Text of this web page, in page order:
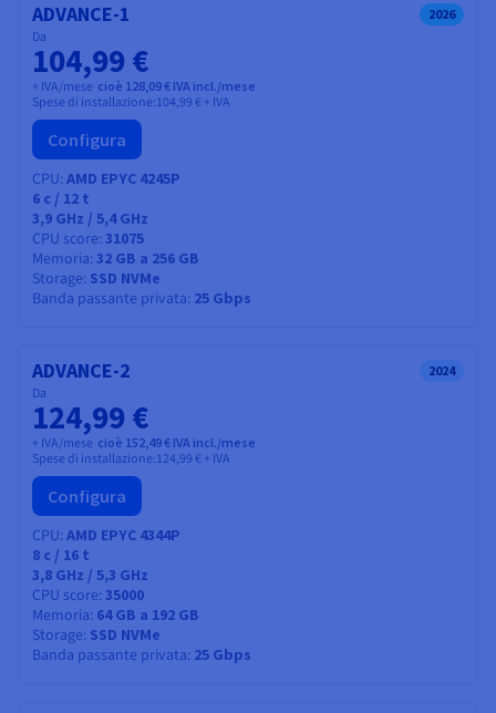
ADVANCE-1 2026
Da
104,99 €
+ IVA/mese cioè 128,09 € IVA incl./mese
Spese di installazione:104,99 € + IVA
Configura
CPU AMD EPYC 4245P
6 c / 12 t
3,9 GHz / 5,4 GHz
CPU score 31075
Memoria 32 GB a 256 GB
Storage SSD NVMe
Banda passante privata 25 Gbps
ADVANCE-2 2024
Da
124,99 €
+ IVA/mese cioè 152,49 € IVA incl./mese
Spese di installazione:124,99 € + IVA
Configura
CPU AMD EPYC 4344P
8 c / 16 t
3,8 GHz / 5,3 GHz
CPU score 35000
Memoria 64 GB a 192 GB
Storage SSD NVMe
Banda passante privata 25 Gbps